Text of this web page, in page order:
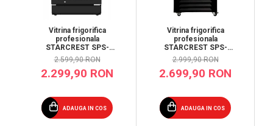
Vitrina frigorifica
profesionala
STARCREST SPS-
300BK, 300 L,
Termostat reglabil,
Iluminare LED, H 169.5
cm, Negru
2.599,90 RON
2.299,90 RON
ADAUGA IN COS
Vitrina frigorifica
profesionala
STARCREST SPS-
360DC, 360 L, Caseta
luminoasa, Display
Temperatura, Panou
comanda Digital,
195 cm
2.999,90 RON
2.699,90 RON
ADAUGA IN COS